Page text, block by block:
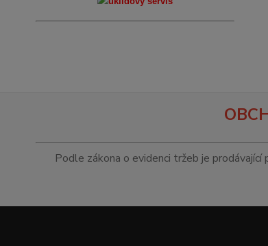
Podle zákona o evidenci tržeb je